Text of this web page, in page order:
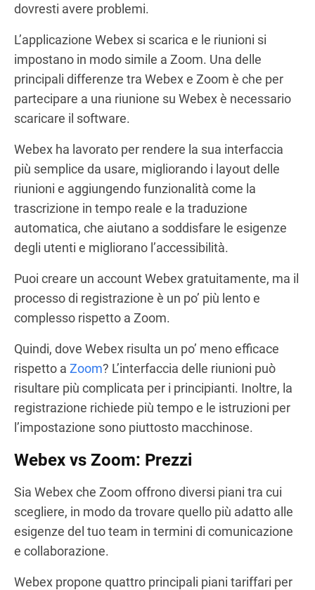
dovresti avere problemi.
L’applicazione Webex si scarica e le riunioni si
impostano in modo simile a Zoom. Una delle
principali differenze tra Webex e Zoom è che per
partecipare a una riunione su Webex è necessario
scaricare il software.
Webex ha lavorato per rendere la sua interfaccia
più semplice da usare, migliorando i layout delle
riunioni e aggiungendo funzionalità come la
trascrizione in tempo reale e la traduzione
automatica, che aiutano a soddisfare le esigenze
degli utenti e migliorano l’accessibilità.
Puoi creare un account Webex gratuitamente, ma il
processo di registrazione è un po’ più lento e
complesso rispetto a Zoom.
Quindi, dove Webex risulta un po’ meno efficace
rispetto a Zoom? L’interfaccia delle riunioni può
risultare più complicata per i principianti. Inoltre, la
registrazione richiede più tempo e le istruzioni per
l’impostazione sono piuttosto macchinose.
Webex vs Zoom: Prezzi
Sia Webex che Zoom offrono diversi piani tra cui
scegliere, in modo da trovare quello più adatto alle
esigenze del tuo team in termini di comunicazione
e collaborazione.
Webex propone quattro principali piani tariffari per